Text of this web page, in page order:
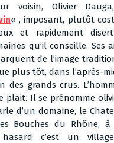
voisin, Olivier
« , imposant, plutôt
et rapidement
qu’il conseille. Ses
de l’image
plus tôt, dans l’après-
des grands crus.
plait. Il se prénomme
d’un domaine, le
Bouches du Rhône,
c’est un